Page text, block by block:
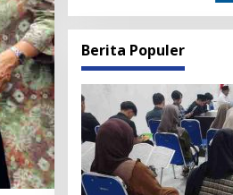
Berita Populer